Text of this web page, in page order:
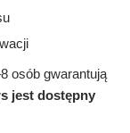
osób gwarantują
jest dostępny